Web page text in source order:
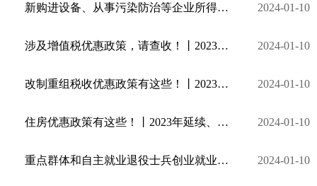
新购进设备、从事污染防治等企业所得税政策有优惠丨2023年延续、优化、完善税收优惠政策指引⑨ 2024-01-10
涉及增值税优惠政策，请查收！丨2023年延续、优化、完善税收优惠政策指引⑧ 2024-01-10
改制重组税收优惠政策有这些！丨2023年延续、优化、完善税收优惠政策指引⑦ 2024-01-10
住房优惠政策有这些！丨2023年延续、优化、完善税收优惠政策指引⑥ 2024-01-10
重点群体和自主就业退役士兵创业就业有税收优惠政策丨2023年延续、优化、完善税收优惠政策指引⑤ 2024-01-10